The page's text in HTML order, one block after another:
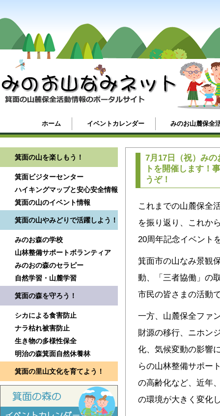
ホーム イベントカレンダー みのお山麓保全
箕面の山を楽しもう！
箕面ビジターセンター
ハイキングマップと安心安全情報
箕面の山のイベント情報
箕面の山やみどりで活躍しよう！
みのお森の学校
山林整備サポートボランティア
みのおの森のセラピー
自然学習・山麓学習
箕面の森を守ろう！
シカによる食害防止
ナラ枯れ被害防止
生き物の多様性保全
明治の森箕面自然休養林
箕面の里山文化を育てよう！
7月17日（祝）み
トを開催します！
うぞ！
これまでの山麓保全
を振り返り、これか
20周年記念イベント
箕面市の山なみ景観
動、「三者協働」の
市民の皆さまの活動
一方、山麓保全ファ
財源の移行、ニホン
化、気候変動の影響
らの山林整備サポー
の高齢化など、近年
の環境が大きく変化